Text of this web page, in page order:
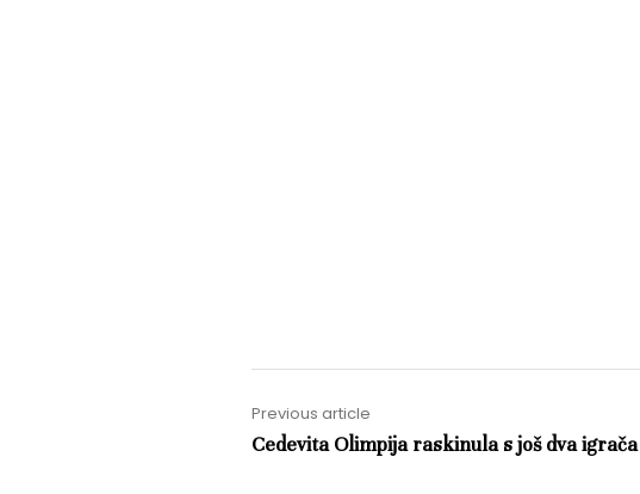
Previous article
Cedevita Olimpija raskinula s još dva igrača